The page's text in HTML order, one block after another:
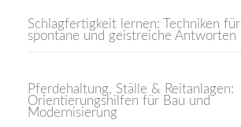
Schlagfertigkeit lernen: Techniken für
spontane und geistreiche Antworten
Pferdehaltung, Ställe & Reitanlagen:
Orientierungshilfen für Bau und
Modernisierung